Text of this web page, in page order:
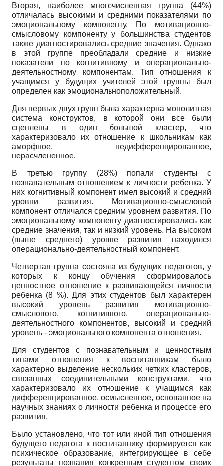
Вторая, наиболее многочисленная группа (44%)
отличалась высокими и средними показателями по
эмоциональному компоненту. По мотивационно-
смысловому компоненту у большинства студентов
также диагностировались средние значения. Однако
в этой группе преобладали средние и низкие
показатели по когнитивному и операционально­
деятельностному компонентам. Тип отношения к
учащимся у будущих учителей этой группы был
определен как эмоционально­положительный.
Для первых двух групп была характерна монолитная
система конструктов, в которой они все были
сцеплены в один большой кластер, что
характеризовало их отношение к школьникам как
аморфное, недифференци­рованное,
нерасчлененное.
В третью группу (28%) попали студенты с
познавательным отношением к личности ребенка. У
них когнитивный компонент имел высокий и средний
уровни развития. Мотивационно-смысловой
компонент отличался средним уровнем развития. По
эмоциональному компоненту диагностировались как
средние значения, так и низкий уровень. На высоком
(выше среднего) уровне развития находился
операционально-деятельностный компонент.
Четвертая группа состояла из будущих педагогов, у
которых к концу обучения сформировалось
ценностное отношение к развивающейся личности
ребенка (8 %). Для этих студентов был характерен
высокий уровень развития мотивационно-
смыслового, когнитивного, операционально-
деятельностного компонентов, высокий и средний
уровень - эмоционального компонента отношения.
Для студентов с познавательным и ценностным
типами отношения к воспитанникам было
характерно выделение нескольких четких кластеров,
связанных соединительными конструктами, что
характеризовало их отношение к учащимся как
дифференцированное, осмысленное, основанное на
научных знаниях о личности ребенка и процессе его
развития.
Было установлено, что тот или иной тип отношения
будущего педагога к воспитаннику формируется как
психическое образование, интегрирующее в себе
результаты познания конкретным студентом своих